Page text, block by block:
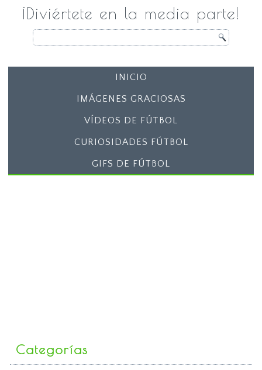
¡Diviértete en la media parte!
INICIO
IMÁGENES GRACIOSAS
VÍDEOS DE FÚTBOL
CURIOSIDADES FÚTBOL
GIFS DE FÚTBOL
Categorías